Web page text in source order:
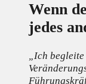
Wenn
jedes
„Ich